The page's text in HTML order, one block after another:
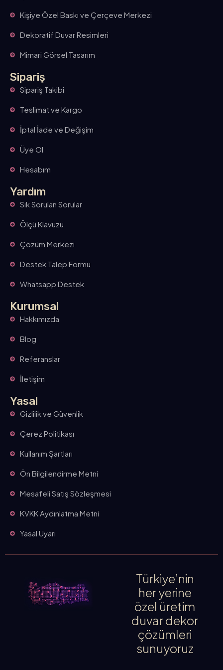
Kişiye Özel Baskı ve Çerçeve Merkezi
Dekoratif Duvar Resimleri
Mimari Görsel Tasarım
Sipariş
Sipariş Takibi
Teslimat ve Kargo
İptal İade ve Değişim
Üye Ol
Hesabım
Yardım
Sık Sorulan Sorular
Ölçü Klavuzu
Çözüm Merkezi
Destek Talep Formu
Whatsapp Destek
Kurumsal
Hakkımızda
Blog
Referanslar
İletişim
Yasal
Gizlilik ve Güvenlik
Çerez Politikası
Kullanım Şartları
Ön Bilgilendirme Metni
Mesafeli Satış Sözleşmesi
KVKK Aydınlatma Metni
Yasal Uyarı
Türkiye’nin
her yerine
özel üretim
duvar dekor
çözümleri
sunuyoruz